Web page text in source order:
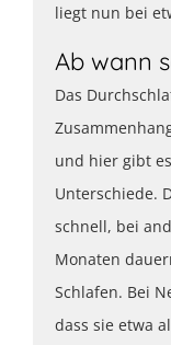
liegt nun bei
Ab wann
Das
und hier gibt
Unterschiede.
schnell, bei
Monaten
Schlafen. Bei
dass sie etwa